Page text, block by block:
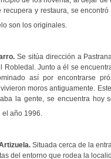
recupera y restaura, se
son los originales.
Se sitúa dirección a
Robledal. Junto a él se
así por encontrarse
moros antiguamente.
la gente, se encuentra hoy
el año 1996.
Situada cerca de la
del entorno que rodea la